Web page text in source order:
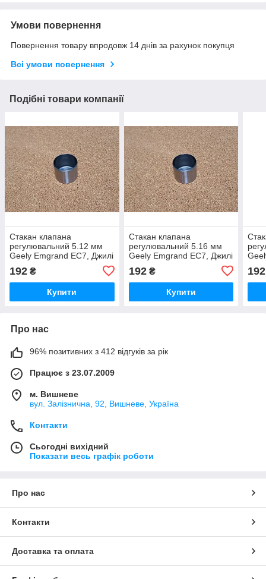
Умови повернення
Повернення товару впродовж 14 днів за рахунок покупця
Всі умови повернення
Подібні товари компанії
Стакан клапана
регулювальний 5.12 мм
Geely Emgrand EC7, Джилі
192 ₴
Купити
Стакан клапана
регулювальний 5.16 мм
Geely Emgrand EC7, Джилі
192₴
Купити
192
Про нас
96% позитивних з 412 відгуків за рік
Працює з 23.07.2009
м. Вишневе
вул. Залізнична, 92, Вишневе, Україна
Контакти
Сьогодні вихідний
Показати весь графік роботи
Про нас
Контакти
Доставка та оплата